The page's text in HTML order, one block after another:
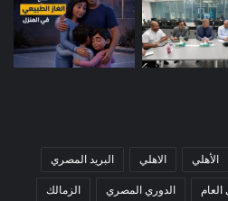
الأهلي الاهلي البريد المصري
العام الدوري المصري الزمالك